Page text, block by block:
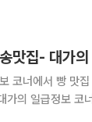
에서 빵 맛집 '훈○○
가의 일급정보